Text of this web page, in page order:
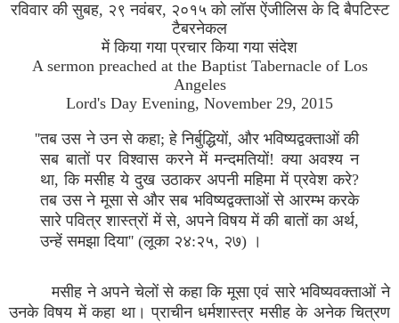
रविवार की सुबह, २९ नवंबर, २०१५ को लॉस ऐंजीलिस के दि बैपटिस्ट
टैबरनेकल
में किया गया प्रचार किया गया संदेश
A sermon preached at the Baptist Tabernacle of Los
Angeles
Lord's Day Evening, November 29, 2015
''तब उस ने उन से कहा; हे निर्बुद्धियों, और भविष्यद्वक्ताओं की
सब बातों पर विश्वास करने में मन्दमतियों! क्या अवश्य न
था, कि मसीह ये दुख उठाकर अपनी महिमा में प्रवेश करे?
तब उस ने मूसा से और सब भविष्यद्वक्ताओं से आरम्भ करके
सारे पवित्र शास्त्रों में से, अपने विषय में की बातों का अर्थ,
उन्हें समझा दिया'' (लूका २४:२५‚ २७) ।
मसीह ने अपने चेलों से कहा कि मूसा एवं सारे भविष्यवक्ताओं ने
उनके विषय में कहा था। प्राचीन धर्मशास्त्र मसीह के अनेक चित्रण